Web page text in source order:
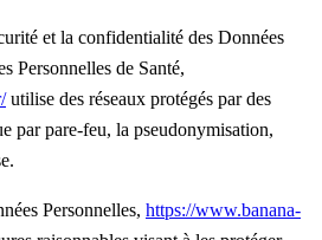
et la confidentialité des Données
Personnelles de Santé,
utilise des réseaux protégés par des
par pare-feu, la pseudonymisation,
Personnelles, https://www.banana-